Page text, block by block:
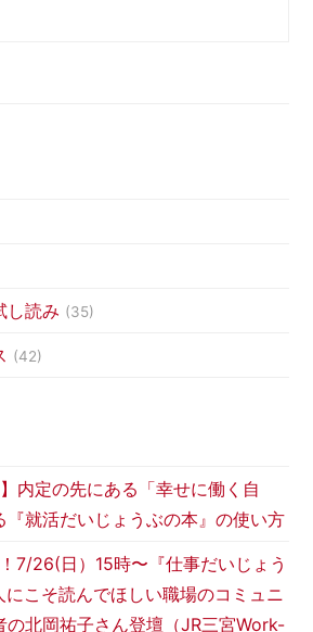
し読み (35)
(42)
】内定の先にある「幸せに働く自
『就活だいじょうぶの本』の使い方
7/26(日）15時〜『仕事だいじょう
こそ読んでほしい職場のコミュニ
北岡祐子さん登壇（JR三宮Work-